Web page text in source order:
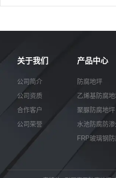
关于我们
公司简介
公司资质
合作客户
公司荣誉
产品中心
防腐地坪
乙烯基防腐
聚脲防腐地坪
水池防腐防
FRP玻璃钢